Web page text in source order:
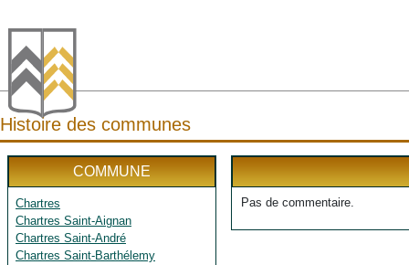
Histoire des communes
COMMUNE
Chartres
Chartres Saint-Aignan
Chartres Saint-André
Chartres Saint-Barthélemy
Pas de commentaire.